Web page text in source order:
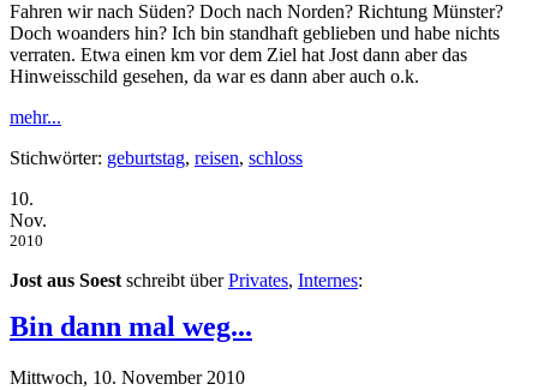
Fahren wir nach Süden? Doch nach Norden? Richtung Münster?
Doch woanders hin? Ich bin standhaft geblieben und habe nichts
verraten. Etwa einen km vor dem Ziel hat Jost dann aber das
Hinweisschild gesehen, da war es dann aber auch o.k.
mehr...
Stichwörter: geburtstag, reisen, schloss
10.
Nov.
2010
Jost aus Soest schreibt überPrivates, Internes:
Bin dann mal weg...
Mittwoch, 10. November 2010